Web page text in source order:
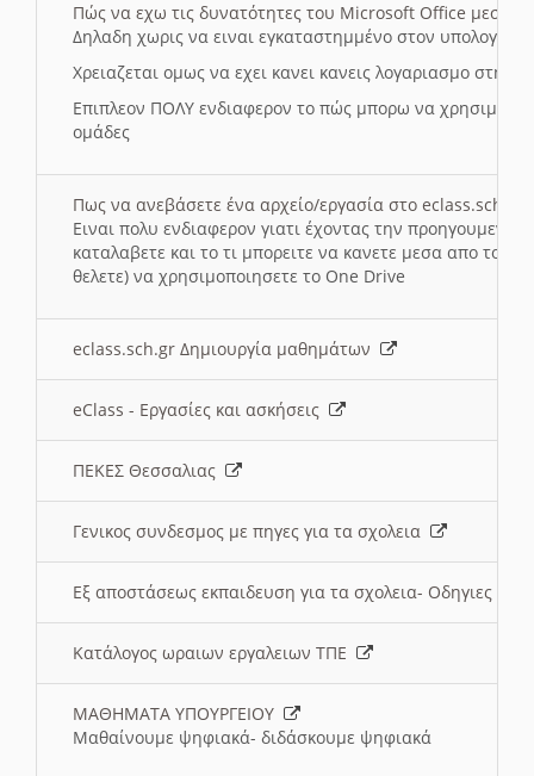
Πώς να εχω τις δυνατότητες του Microsoft Office μεσω
Δηλαδη χωρις να ειναι εγκαταστημμένο στον
Χρειαζεται ομως να εχει κανει κανεις λογαριασμο στη
Επιπλεον ΠΟΛΥ ενδιαφερον το πώς μπορω να
ομάδες
Πως να ανεβάσετε ένα αρχείο/εργασία στο eclass.sch.gr
Ειναι πολυ ενδιαφερον γιατι έχοντας την
καταλαβετε και το τι μπορειτε να κανετε μεσα απο το
θελετε) να χρησιμοποιησετε το One Drive
eclass.sch.gr Δημιουργία μαθημάτων
eClass - Εργασίες και ασκήσεις
ΠΕΚΕΣ Θεσσαλιας
Γενικος συνδεσμος με πηγες για τα σχολεια
Εξ αποστάσεως εκπαιδευση για τα σχολεια- Οδηγιες
Κατάλογος ωραιων εργαλειων ΤΠΕ
ΜΑΘΗΜΑΤΑ ΥΠΟΥΡΓΕΙΟΥ
Μαθαίνουμε ψηφιακά- διδάσκουμε ψηφιακά